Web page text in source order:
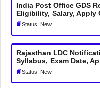
India Post Office GDS
Eligibility, Salary, Apply
Status: New
Rajasthan LDC
Syllabus, Exam Date,
Status: New